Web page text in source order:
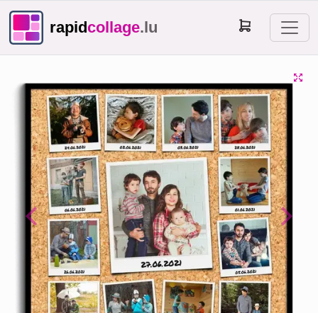
rapidcollage.lu
Previous Next